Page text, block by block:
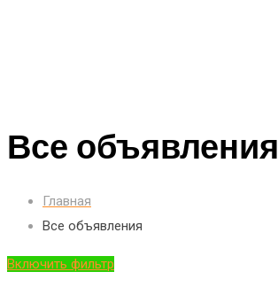
Все объявления
Главная
Все объявления
Включить фильтр